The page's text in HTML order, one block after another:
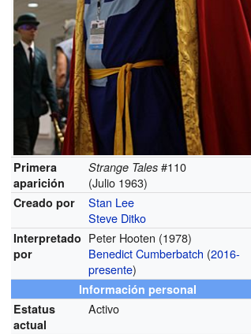
Primera
aparición
Strange Tales #110
(Julio 1963)
Creado por
Stan Lee
Steve Ditko
Interpretado
por
Peter Hooten (1978)
Benedict Cumberbatch (2016-
presente)
Información personal
Estatus
actual
Activo